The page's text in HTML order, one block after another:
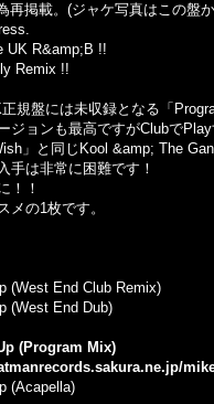
再掲載。 (ジャケ写真はこの盤
UK R&amp;B !!
Remix !!
正規盤には未収録となる「
ジョンも最高ですがClubでPlay
」と同じ Kool &amp; The
手は非常に困難です！
！！
メの1枚です。
(West End Club Remix)
(West End Dub)
(Program Mix)
(Acapella)